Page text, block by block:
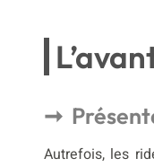
Autrefois, les